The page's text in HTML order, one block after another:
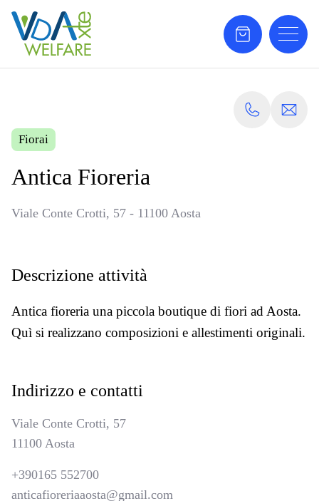
Fiorai
Antica Fioreria
Viale Conte Crotti, 57 - 11100 Aosta
Descrizione attività
Antica fioreria una piccola boutique di fiori ad Aosta.
Quì si realizzano composizioni e allestimenti originali.
Indirizzo e contatti
Viale Conte Crotti, 57
11100 Aosta
+390165 552700
anticafioreriaaosta@gmail.com